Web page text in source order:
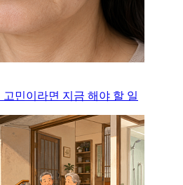
민이라면 지금 해야 할 일